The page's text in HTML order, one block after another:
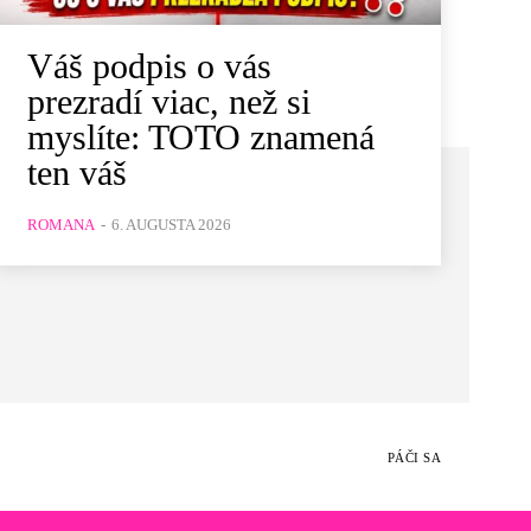
Váš podpis o vás
prezradí viac, než si
myslíte: TOTO znamená
ten váš
ROMANA - 6. AUGUSTA 2026
PÁČI SA